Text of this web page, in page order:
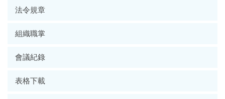
法令規章
組織職掌
會議紀錄
表格下載